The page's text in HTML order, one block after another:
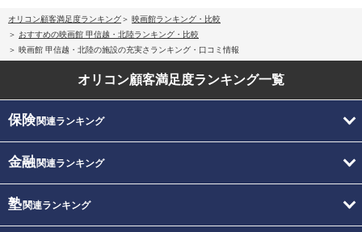
オリコン顧客満足度ランキング
映画館ランキング・比較
おすすめの映画館 甲信越・北陸ランキング・比較
映画館 甲信越・北陸の施設の充実さランキング・口コミ情報
オリコン顧客満足度ランキング一覧
保険関連ランキング
金融関連ランキング
塾関連ランキング